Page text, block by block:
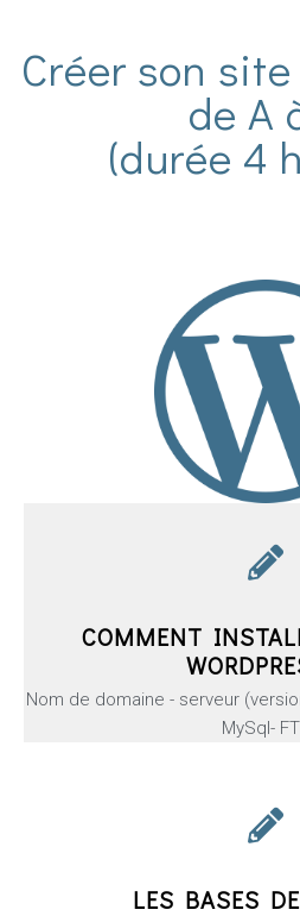
Créer son
de A
(durée 4
COMMENT
Nom de domaine - serveur
MySql-
LES BASES